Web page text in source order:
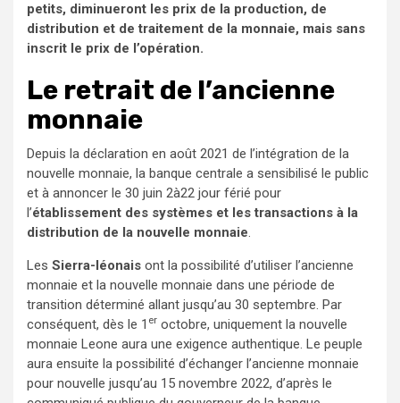
petits, diminueront les prix de la production, de
distribution et de traitement de la monnaie, mais sans
inscrit le prix de l’opération.
Le retrait de l’ancienne
monnaie
Depuis la déclaration en août 2021 de l’intégration de la
nouvelle monnaie, la banque centrale a sensibilisé le public
et à annoncer le 30 juin 2à22 jour férié pour
l’établissement des systèmes et les transactions à la
distribution de la nouvelle monnaie.
Les Sierra-léonais ont la possibilité d’utiliser l’ancienne
monnaie et la nouvelle monnaie dans une période de
transition déterminé allant jusqu’au 30 septembre. Par
conséquent, dès le 1 er octobre, uniquement la nouvelle
monnaie Leone aura une exigence authentique. Le peuple
aura ensuite la possibilité d’échanger l’ancienne monnaie
pour nouvelle jusqu’au 15 novembre 2022, d’après le